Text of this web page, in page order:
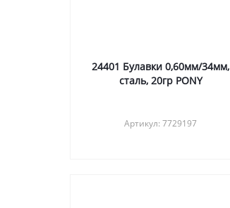
24401 Булавки 0,60мм/34мм,
сталь, 20гр PONY
Артикул: 7729197